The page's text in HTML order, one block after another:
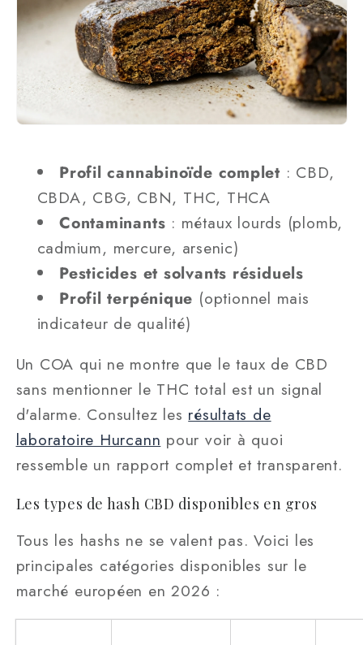
Profil cannabinoïde complet : CBD,
CBDA, CBG, CBN, THC, THCA
Contaminants : métaux lourds (plomb,
cadmium, mercure, arsenic)
Pesticides et solvants résiduels
Profil terpénique (optionnel mais
indicateur de qualité)
Un COA qui ne montre que le taux de CBD
sans mentionner le THC total est un signal
d'alarme. Consultez les résultats de
laboratoire Hurcann pour voir à quoi
ressemble un rapport complet et transparent.
Les types de hash CBD disponibles en gros
Tous les hashs ne se valent pas. Voici les
principales catégories disponibles sur le
marché européen en 2026 :